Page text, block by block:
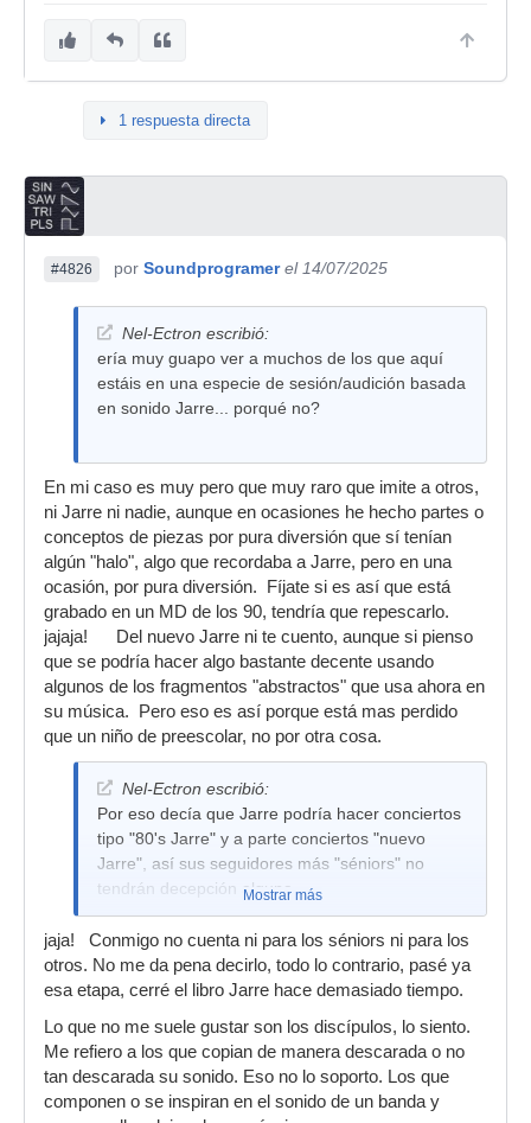
1 respuesta directa
#4826 por Soundprogramer el 14/07/2025
Nel-Ectron escribió:
ería muy guapo ver a muchos de los que aquí
estáis en una especie de sesión/audición basada
en sonido Jarre... porqué no?
En mi caso es muy pero que muy raro que imite a otros,
ni Jarre ni nadie, aunque en ocasiones he hecho partes o
conceptos de piezas por pura diversión que sí tenían
algún "halo", algo que recordaba a Jarre, pero en una
ocasión, por pura diversión. Fíjate si es así que está
grabado en un MD de los 90, tendría que repescarlo.
jajaja! Del nuevo Jarre ni te cuento, aunque si pienso
que se podría hacer algo bastante decente usando
algunos de los fragmentos "abstractos" que usa ahora en
su música. Pero eso es así porque está mas perdido
que un niño de preescolar, no por otra cosa.
Nel-Ectron escribió:
Por eso decía que Jarre podría hacer conciertos
tipo "80's Jarre" y a parte conciertos "nuevo
Jarre", así sus seguidores más "séniors" no
tendrán decepción alguna.
Mostrar más
jaja! Conmigo no cuenta ni para los séniors ni para los
otros. No me da pena decirlo, todo lo contrario, pasé ya
esa etapa, cerré el libro Jarre hace demasiado tiempo.
Lo que no me suele gustar son los discípulos, lo siento.
Me refiero a los que copian de manera descarada o no
tan descarada su sonido. Eso no lo soporto. Los que
componen o se inspiran en el sonido de un banda y